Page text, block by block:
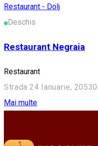
Restaurant - Dolj
Deschis
Restaurant Negraia
Restaurant
Strada 24 Ianuarie,
Mai multe